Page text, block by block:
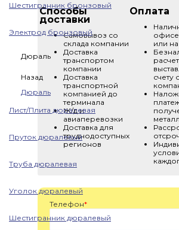
Шестигранник бронзовый
Электрод бронзовый
Дюраль
Назад
Дюраль
Лист/Плита дюралевая
Пруток дюралевый
Труба дюралевая
Уголок дюралевый
Шестигранник дюралевый
Способы
доставки
Самовывоз со
склада компании
Доставка
транспортом
компании
Доставка
транспортной
компанией до
терминала
Ж/д и
авиаперевозки
Доставка для
труднодоступных
регионов
Оплата
или
счету
Телефон*